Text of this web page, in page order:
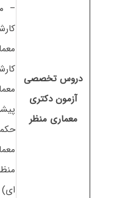
دروس تخصصی
آزمون دکتری
معماری منظر
–
ای)